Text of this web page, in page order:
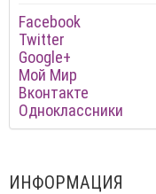
Facebook
Twitter
Google+
Мой Мир
Вконтакте
Одноклассники
ИНФОРМАЦИЯ